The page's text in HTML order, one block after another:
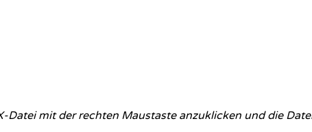
Datei mit der rechten Maustaste anzuklicken und die